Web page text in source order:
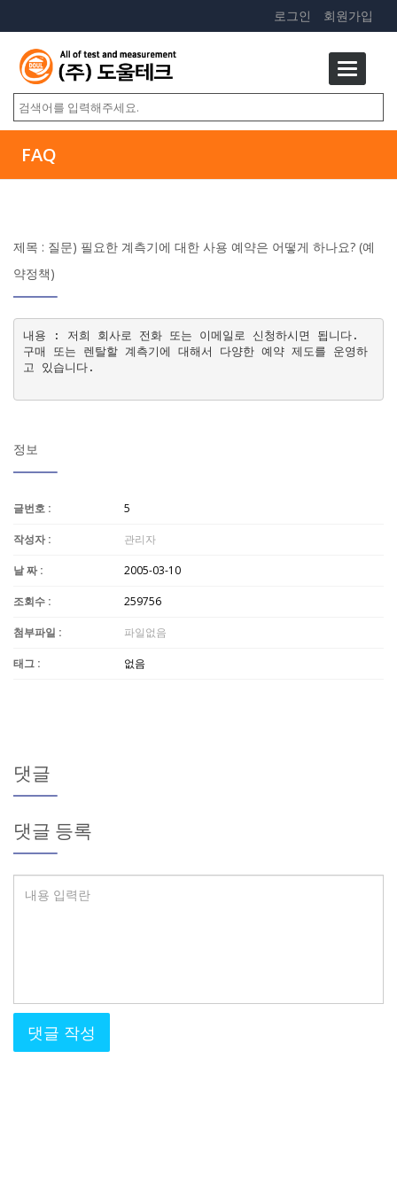
회원가입
로그인
FAQ
제목 : 질문) 필요한 계측기에 대한 사용 예약은 어떻게 하나요? (예
약정책)
내용 : 저희 회사로 전화 또는 이메일로 신청하시면 됩니다.
구매 또는 렌탈할 계측기에 대해서 다양한 예약 제도를 운영하
고 있습니다.
정보
글번호 : 5
작성자 : 관리자
날 짜 : 2005-03-10
조회수 : 259756
첨부파일 : 파일없음
태그 : 없음
댓글
댓글 등록
댓글 작성